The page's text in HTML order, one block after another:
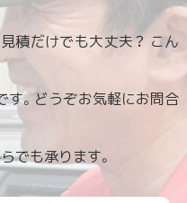
積だけでも大丈夫？ こん
す。どうぞお気軽にお問合
でも承ります。